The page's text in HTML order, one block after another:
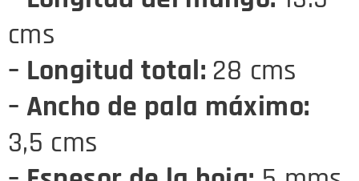
cms
– Longitud total: 28 cms
– Ancho de pala máximo:
3,5 cms